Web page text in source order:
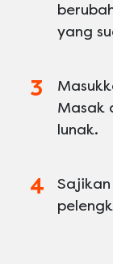
yang
Masak
lunak.